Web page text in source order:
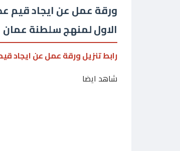
ورقة عمل عن ايجاد قيم
الاول لمنهج سلطنة عمان
رابط تنزيل ورقة عمل عن ايجاد
شاهد ايضا